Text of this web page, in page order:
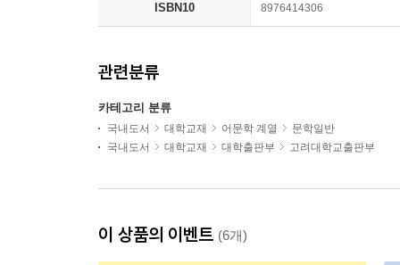
ISBN10 8976414306
관련분류
카테고리 분류
국내도서 대학교재 어문학 계열
문학일반
국내도서
대학교재 대학출판부 고려대학교출판부
이 상품의 이벤트 (6개)